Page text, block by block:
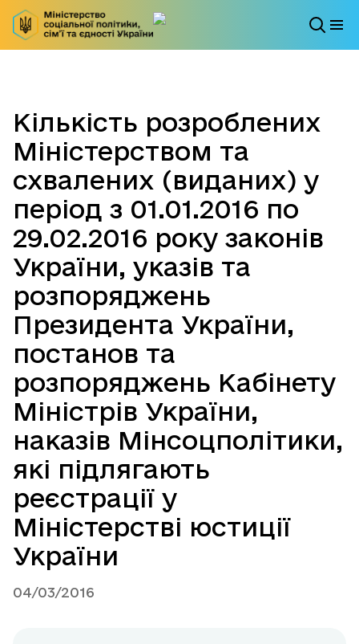
Кількість розроблених
Міністерством та
схвалених (виданих) у
період з 01.01.2016 по
29.02.2016 року законів
України, указів та
розпоряджень
Президента України,
постанов та
розпоряджень Кабінету
Міністрів України,
наказів Мінсоцполітики,
які підлягають
реєстрації у
Міністерстві юстиції
України
04/03/2016